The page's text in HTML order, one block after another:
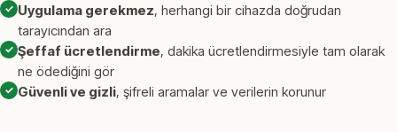
✓ Uygulama gerekmez, herhangi bir cihazda doğrudan
tarayıcından ara
✓ Şeffaf ücretlendirme, dakika ücretlendirmesiyle tam olarak
ne ödediğini gör
✓ Güvenli ve gizli, şifreli aramalar ve verilerin korunur